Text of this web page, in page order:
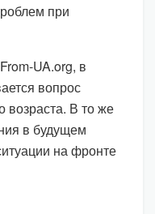
при
UA.org, в
вопрос
возраста. В то же
в будущем
на фронте